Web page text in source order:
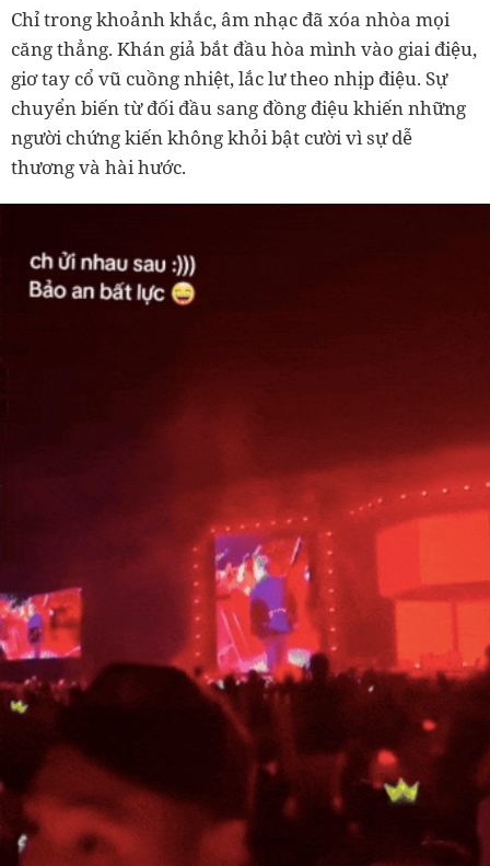
Chỉ trong khoảnh khắc, âm nhạc đã xóa nhòa mọi
căng thẳng. Khán giả bắt đầu hòa mình vào giai điệu,
giơ tay cổ vũ cuồng nhiệt, lắc lư theo nhịp điệu. Sự
chuyển biến từ đối đầu sang đồng điệu khiến những
người chứng kiến không khỏi bật cười vì sự dễ
thương và hài hước.